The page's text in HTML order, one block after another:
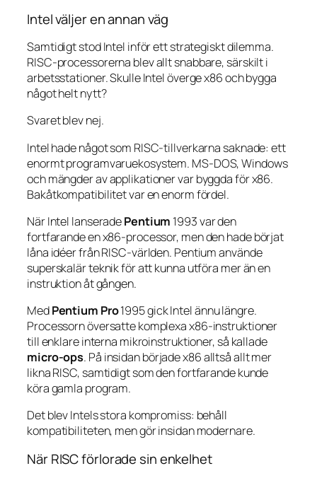
Intel väljer en annan väg
Samtidigt stod Intel inför ett strategiskt dilemma.
RISC-processorerna blev allt snabbare, särskilt i
arbetsstationer. Skulle Intel överge x86 och bygga
något helt nytt?
Svaret blev nej.
Intel hade något som RISC-tillverkarna saknade: ett
enormt programvaruekosystem. MS-DOS, Windows
och mängder av applikationer var byggda för x86.
Bakåtkompatibilitet var en enorm fördel.
När Intel lanseradePentium 1993 var den
fortfarande en x86-processor, men den hade börjat
låna idéer från RISC-världen. Pentium använde
superskalär teknik för att kunna utföra mer än en
instruktion åt gången.
MedPentium Pro1995 gick Intel ännu längre.
Processorn översatte komplexa x86-instruktioner
till enklare interna mikroinstruktioner, så kallade
micro-ops. På insidan började x86 alltså allt mer
likna RISC, samtidigt som den fortfarande kunde
köra gamla program.
Det blev Intels stora kompromiss: behåll
kompatibiliteten, men gör insidan modernare.
När RISC förlorade sin enkelhet